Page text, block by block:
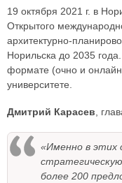
19 октября 2021 г. в
Открытого
архитектурно-
Норильска до 2035
формате (очно и
университете.
Дмитрий Карасев ,
«Именно в этих
более 200